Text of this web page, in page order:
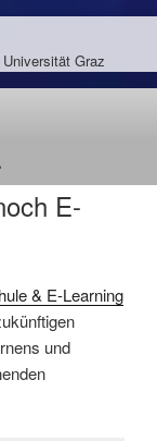
Graz
E-
& E-Learning
und